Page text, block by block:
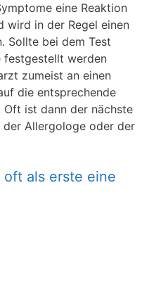
eine Reaktion
wird in der Regel einen
Sollte bei dem Test
festgestellt werden
zumeist an einen
die entsprechende
ist dann der nächste
Allergologe oder der
als erste eine